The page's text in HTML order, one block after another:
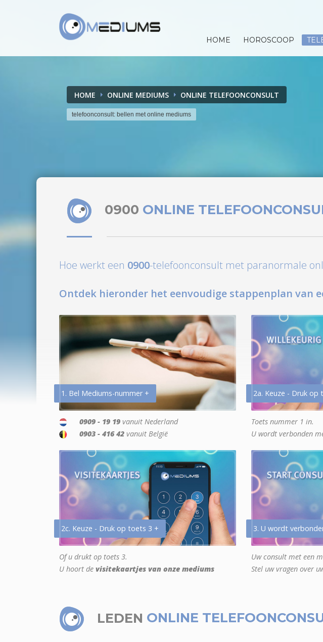
HOME HOROSCOOP
HOME ONLINE MEDIUMS ONLINE TELEFOONCONSULT
telefoonconsult: bellen met online mediums
0900 ONLINE
Hoe werkt een 0900-telefoonconsult met paranormale
Ontdek hieronder het eenvoudige stappenplan van
1. Bel Mediums-nummer +
0909 - 19 19 vanuit Nederland
0903 - 416 42 vanuit België
2a. Keuze - Druk op
Toets nummer 1 in.
U wordt verbonden
2c. Keuze - Druk op toets 3 +
Of u drukt op toets 3.
U hoort de visitekaartjes van onze mediums
3. U wordt
Uw consult met een
Stel uw vragen over
LEDEN ONLINE